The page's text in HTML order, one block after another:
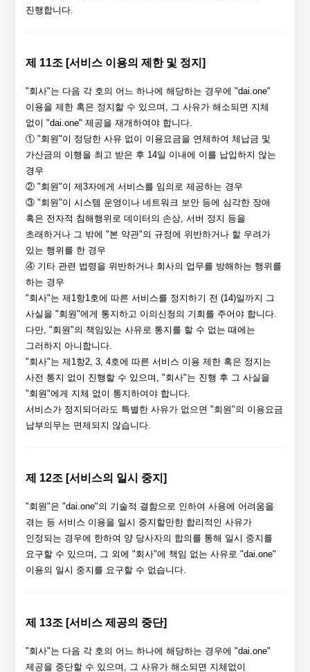
진행합니다.
제 11조 [서비스 이용의 제한 및 정지]
"회사"는 다음 각 호의 어느 하나에 해당하는 경우에 "dai.one"
이용을 제한 혹은 정지할 수 있으며, 그 사유가 해소되면 지체
없이 "dai.one" 제공을 재개하여야 합니다.
① "회원"이 정당한 사유 없이 이용요금을 연체하여 체납금 및
가산금의 이행을 최고 받은 후 14일 이내에 이를 납입하지 않는
경우
② "회원"이 제3자에게 서비스를 임의로 제공하는 경우
③ "회원"이 시스템 운영이나 네트워크 보안 등에 심각한 장애
혹은 전자적 침해행위로 데이터의 손상, 서버 정지 등을
초래하거나 그 밖에 "본 약관"의 규정에 위반하거나 할 우려가
있는 행위를 한 경우
④ 기타 관련 법령을 위반하거나 회사의 업무를 방해하는 행위를
하는 경우
"회사"는 제1항1호에 따른 서비스를 정지하기 전 (14)일까지 그
사실을 "회원"에게 통지하고 이의신청의 기회를 주어야 합니다.
다만, "회원"의 책임있는 사유로 통지를 할 수 없는 때에는
그러하지 아니합니다.
"회사"는 제1항2, 3, 4호에 따른 서비스 이용 제한 혹은 정지는
사전 통지 없이 진행할 수 있으며, "회사"는 진행 후 그 사실을
"회원"에게 지체 없이 통지하여야 합니다.
서비스가 정지되더라도 특별한 사유가 없으면 "회원"의 이용요금
납부의무는 면제되지 않습니다.
제 12조 [서비스의 일시 중지]
"회원"은 "dai.one"의 기술적 결함으로 인하여 사용에 어려움을
겪는 등 서비스 이용을 일시 중지할만한 합리적인 사유가
인정되는 경우에 한하여 양 당사자의 합의를 통해 일시 중지를
요구할 수 있으며, 그 외에 "회사"에 책임 없는 사유로 "dai.one"
이용의 일시 중지를 요구할 수 없습니다.
제 13조 [서비스 제공의 중단]
"회사"는 다음 각 호의 어느 하나에 해당하는 경우에 "dai.one"
제공을 중단할 수 있으며, 그 사유가 해소되면 지체없이